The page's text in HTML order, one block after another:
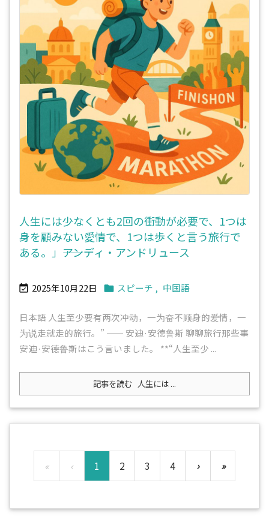
人生には少なくとも2回の衝動が必要で、1つは
身を顧みない愛情で、1つは歩くと言う旅行で
ある。」――アンディ・アンドリュース
 2025年10月22日  スピーチ , 中国語
日本語 人生至少要有两次冲动，一为奋不顾身的爱情，一
为说走就走的旅行。” —— 安迪·安德鲁斯 聊聊旅行那些事
安迪·安德鲁斯はこう言いました。 **“人生至少 ...
記事を読む 人生には ...
« ‹ 1 2 3 4 › »